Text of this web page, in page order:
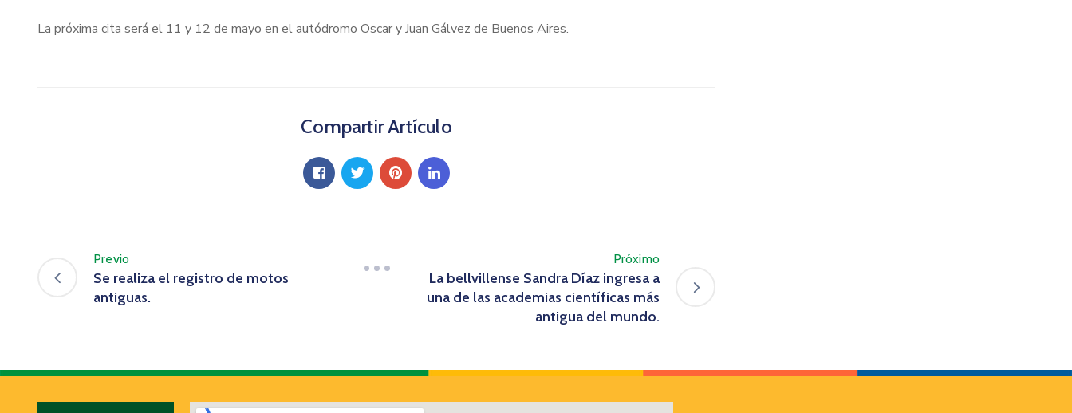
La próxima cita será el 11 y 12 de mayo en el autódromo Oscar y Juan Gálvez de Buenos Aires.
Compartir Artículo
Previo
Se realiza el registro de motos
antiguas.
Próximo
La bellvillense Sandra Díaz ingresa a
una de las academias científicas más
antigua del mundo.